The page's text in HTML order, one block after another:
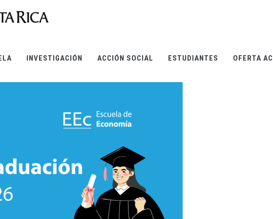
INVESTIGACIÓN ACCIÓN SOCIAL ESTUDIANTES OFERTA